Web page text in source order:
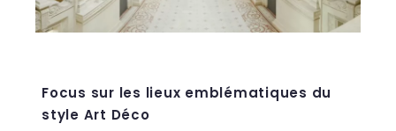
Focus sur les lieux emblématiques du
style Art Déco